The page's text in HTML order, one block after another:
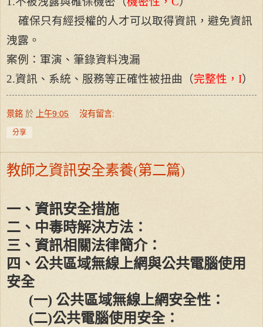
確保只有經授權的人才可以取得資訊，避免資訊
洩露。
案例：軍演、筆錄資料洩漏
2.資訊、系統、服務等正確性被扭曲（完整性， I）
景銘 於 上午9:05 沒有留言:
分享
教師之資訊安全素養(第二篇)
一、資訊安全措施
二、中毒時解決方法：
三、資訊相關法律簡介：
四、公共區域無線上網與公共電腦使用
安全
(一) 公共區域無線上網安全性：
(二)公共電腦使用安全：